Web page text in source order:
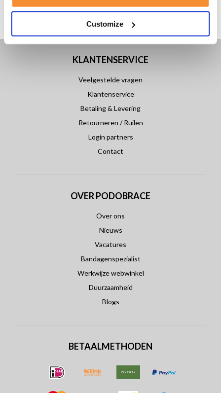
Customize
KLANTENSERVICE
Veelgestelde vragen
Klantenservice
Betaling & Levering
Retourneren / Ruilen
Login partners
Contact
OVER PODOBRACE
Over ons
Nieuws
Vacatures
Bandagenspezialist
Werkwijze webwinkel
Duurzaamheid
Blogs
BETAALMETHODEN